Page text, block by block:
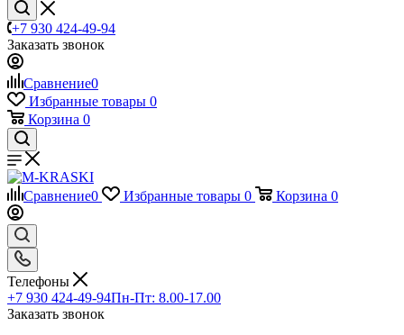
+7 930 424-49-94
Заказать звонок
Сравнение0
Избранные товары 0
Корзина 0
Сравнение0 Избранные товары 0 Корзина 0
Телефоны
+7 930 424-49-94Пн-Пт: 8.00-17.00
Заказать звонок